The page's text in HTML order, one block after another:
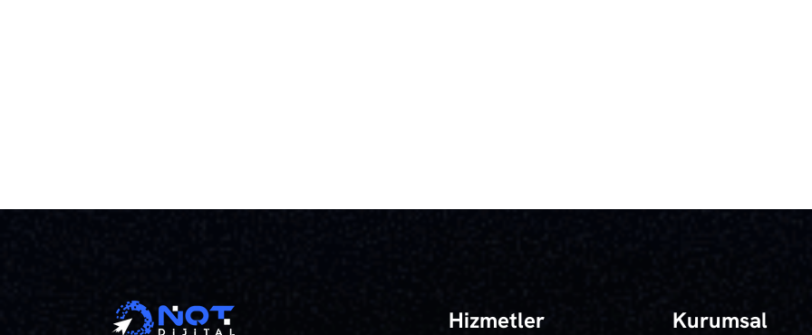
Hizmetler Kurumsal